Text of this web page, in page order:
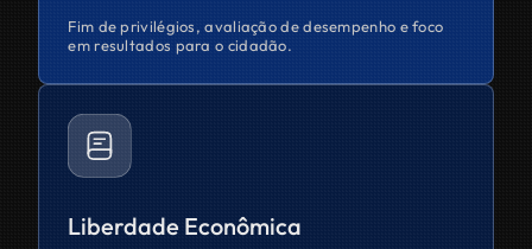
Fim de privilégios, avaliação de desempenho e foco
em resultados para o cidadão.
Liberdade Econômica